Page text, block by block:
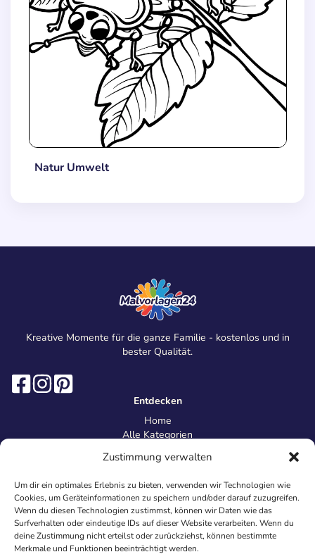
Zustimmung verwalten
Um dir ein optimales Erlebnis zu bieten, verwenden wir Technologien wie
Cookies, um Geräteinformationen zu speichern und/oder darauf zuzugreifen.
Wenn du diesen Technologien zustimmst, können wir Daten wie das
Surfverhalten oder eindeutige IDs auf dieser Website verarbeiten. Wenn du
deine Zustimmung nicht erteilst oder zurückziehst, können bestimmte
Merkmale und Funktionen beeinträchtigt werden.
Natur Umwelt
Kreative Momente für die ganze Familie - kostenlos und in
bester Qualität.
Entdecken
Home
Alle Kategorien
Information
Über uns
Kontakt
Inhaltsrichtlinien
Recht & Datenschutz
Impressum